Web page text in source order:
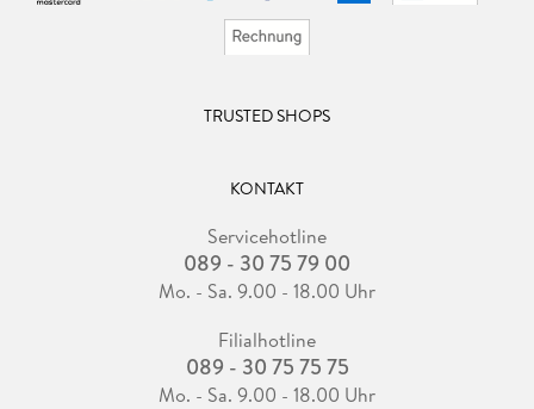
TRUSTED SHOPS
KONTAKT
Servicehotline
089 - 30 75 79 00
Mo. - Sa. 9.00 - 18.00 Uhr
Filialhotline
089 - 30 75 75 75
Mo. - Sa. 9.00 - 18.00 Uhr